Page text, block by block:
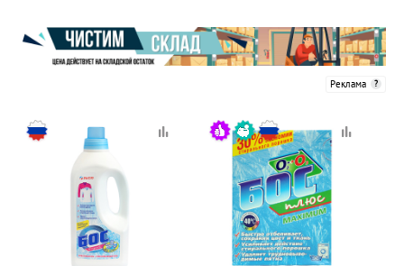
Реклама